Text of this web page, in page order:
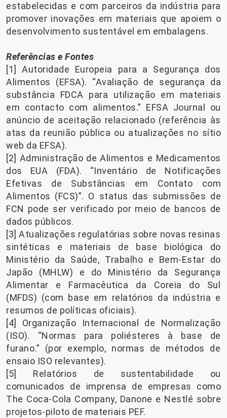
estabelecidas e com parceiros da indústria para
promover inovações em materiais que apoiem o
desenvolvimento sustentável em embalagens.
Referências e Fontes
[1] Autoridade Europeia para a Segurança dos
Alimentos (EFSA). “Avaliação de segurança da
substância FDCA para utilização em materiais
em contacto com alimentos.” EFSA Journal ou
anúncio de aceitação relacionado (referência às
atas da reunião pública ou atualizações no sítio
web da EFSA).
[2] Administração de Alimentos e Medicamentos
dos EUA (FDA). “Inventário de Notificações
Efetivas de Substâncias em Contato com
Alimentos (FCS)”. O status das submissões de
FCN pode ser verificado por meio de bancos de
dados públicos.
[3] Atualizações regulatórias sobre novas resinas
sintéticas e materiais de base biológica do
Ministério da Saúde, Trabalho e Bem-Estar do
Japão (MHLW) e do Ministério da Segurança
Alimentar e Farmacêutica da Coreia do Sul
(MFDS) (com base em relatórios da indústria e
resumos de políticas oficiais).
[4] Organização Internacional de Normalização
(ISO). “Normas para poliésteres à base de
furano.” (por exemplo, normas de métodos de
ensaio ISO relevantes).
[5] Relatórios de sustentabilidade ou
comunicados de imprensa de empresas como
The Coca-Cola Company, Danone e Nestlé sobre
projetos-piloto de materiais PEF.